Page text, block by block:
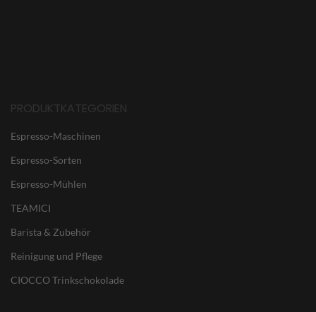
PRODUKTKATEGORIEN
Espresso-Maschinen
Espresso-Sorten
Espresso-Mühlen
TEAMICI
Barista & Zubehör
Reinigung und Pflege
CIOCCO Trinkschokolade